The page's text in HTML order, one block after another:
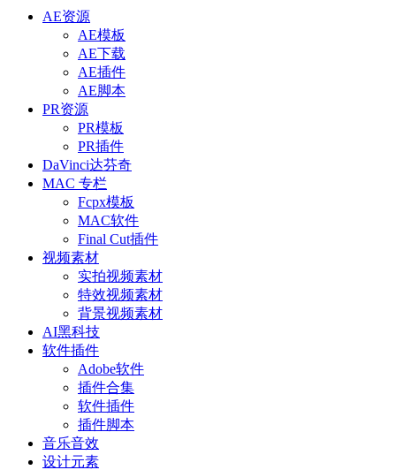
AE资源
AE模板
AE下载
AE插件
AE脚本
PR资源
PR模板
PR插件
DaVinci达芬奇
MAC 专栏
Fcpx模板
MAC软件
Final Cut插件
视频素材
实拍视频素材
特效视频素材
背景视频素材
AI黑科技
软件插件
Adobe软件
插件合集
软件插件
插件脚本
音乐音效
设计元素